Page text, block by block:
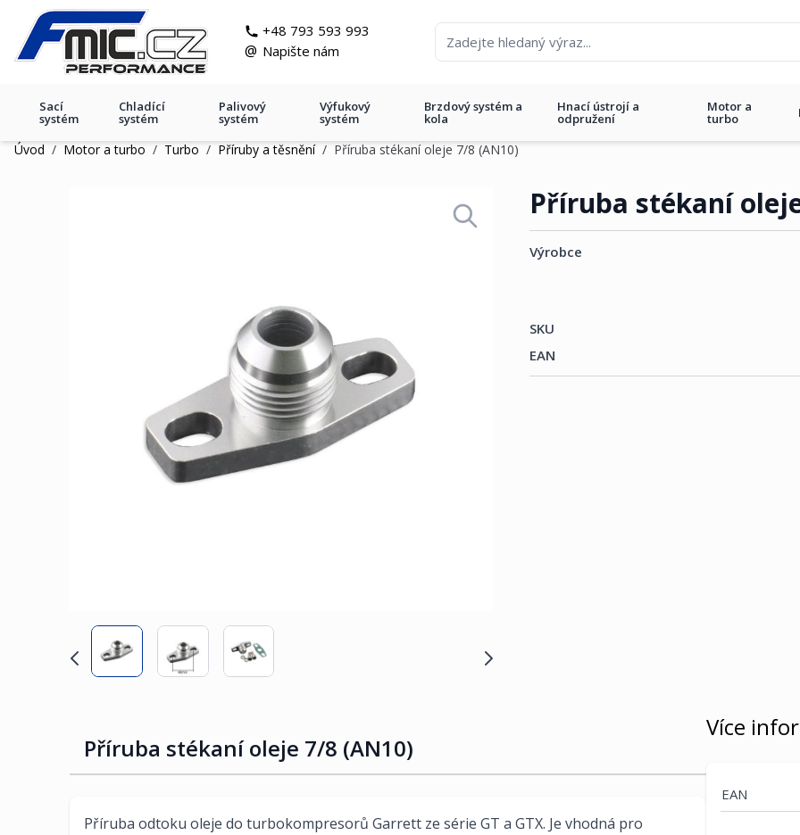
Přejít na obsah
+48 793 593 993
@ Napište nám
Sací
systém
Chladící
systém
Palivový
systém
Výfukový
systém
Brzdový systém a
kola
Hnací ústrojí a
odpružení
Motor a
turbo
Úvod / Motor a turbo / Turbo / Příruby a těsnění / Příruba stékaní oleje 7/8 (AN10)
Příruba stékaní
Výrobce
SKU
EAN
Příruba stékaní oleje 7/8 (AN10)
Příruba odtoku oleje do turbokompresorů Garrett ze série GT a GTX. Je vhodná pro
Více
EAN